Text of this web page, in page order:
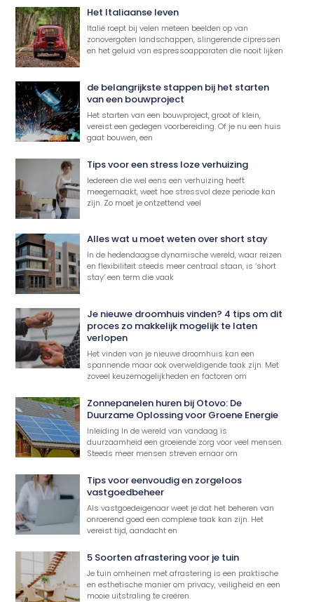
Het Italiaanse leven
Italië roept bij velen meteen beelden op van
zonovergoten landschappen, slingerende cipressen
en het geluid van espressoapparaten die nooit lijken
de belangrijkste stappen bij het starten
van een bouwproject
Het starten van een bouwproject, groot of klein,
vereist een gedegen voorbereiding. Of je nu een huis
gaat bouwen, een
Tips voor een stress loze verhuizing
Iedereen die wel eens een verhuizing heeft
meegemaakt, weet hoe stressvol deze periode kan
zijn. Zo moet je ontzettend veel
Alles wat u moet weten over short stay
In de hedendaagse dynamische wereld, waar reizen
en flexibiliteit steeds meer centraal staan, is ‘short
stay’ een term die vaak
Je nieuwe droomhuis vinden? 4 tips om dit
proces zo makkelijk mogelijk te laten
verlopen
Het vinden van je nieuwe droomhuis kan een
spannende maar ook overweldigende taak zijn. Met
zoveel keuzemogelijkheden en factoren om
Zonnepanelen huren bij Otovo: De
Duurzame Oplossing voor Groene Energie
Inleiding In de wereld van vandaag is
duurzaamheid een groeiende zorg voor veel mensen.
Steeds meer mensen streven ernaar om
Tips voor eenvoudig en zorgeloos
vastgoedbeheer
Als vastgoedeigenaar weet je dat het beheren van
onroerend goed een complexe taak kan zijn. Het
vereist tijd, aandacht en
5 Soorten afrastering voor je tuin
Je tuin omheinen met afrastering is een praktische
en esthetische manier om privacy, veiligheid en een
mooie uitstraling te creëren.